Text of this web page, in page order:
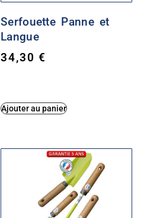
Serfouette Panne et
Langue
34,30€
Ajouter au panier